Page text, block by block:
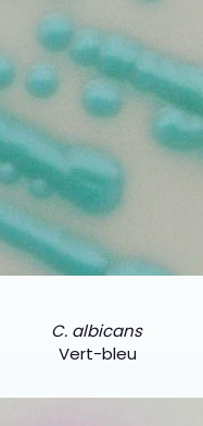
C. albicans
Vert-bleu